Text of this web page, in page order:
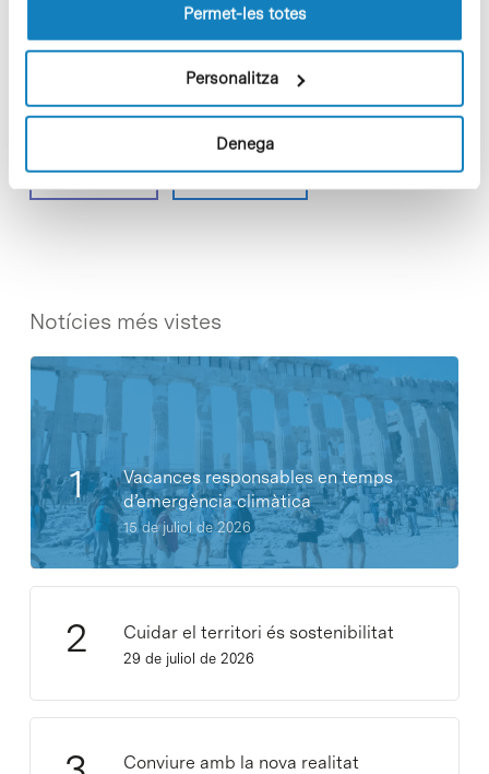
Permet-les totes
Personalitza
Denega
» Més informació en aquestenllaç [+]
Share Share
Notícies més vistes
Vacances responsables en temps
d’emergència climàtica
15 de juliol de 2026
Cuidar el territori és sostenibilitat
29 de juliol de 2026
Conviure amb la nova realitat